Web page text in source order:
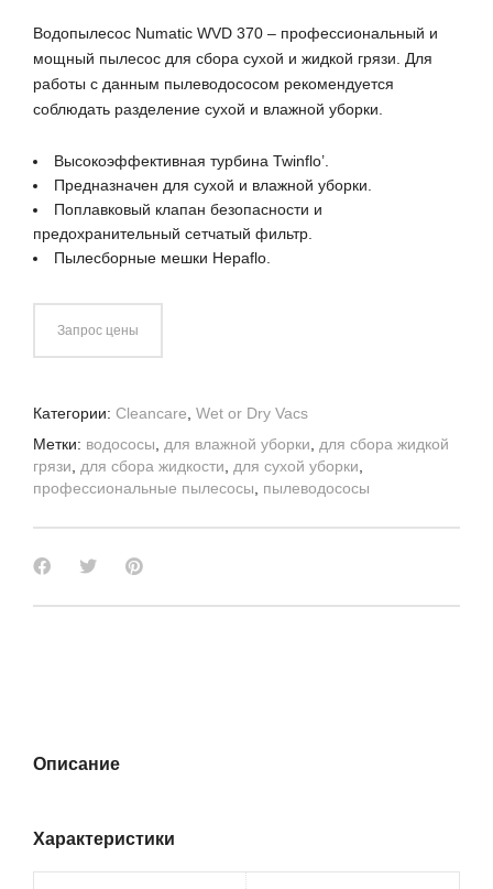
Водопылесос Numatic WVD 370 – профессиональный и
мощный пылесос для сбора сухой и жидкой грязи. Для
работы с данным пылеводососом рекомендуется
соблюдать разделение сухой и влажной уборки.
Высокоэффективная турбина Twinflo’.
Предназначен для сухой и влажной уборки.
Поплавковый клапан безопасности и
предохранительный сетчатый фильтр.
Пылесборные мешки Hepaflo.
Запрос цены
Категории: Cleancare, Wet or Dry Vacs
Метки: водососы, для влажной уборки, для сбора жидкой
грязи, для сбора жидкости, для сухой уборки,
профессиональные пылесосы, пылеводососы
Описание
Характеристики